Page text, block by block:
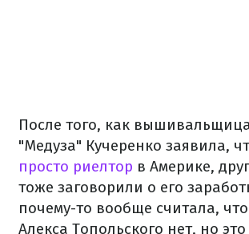
После того, как
"Медуза" Кучеренко заявила,
просто риелтор в Америке,
тоже заговорили о его
почему-то вообще считала,
Алекса Топольского нет, но